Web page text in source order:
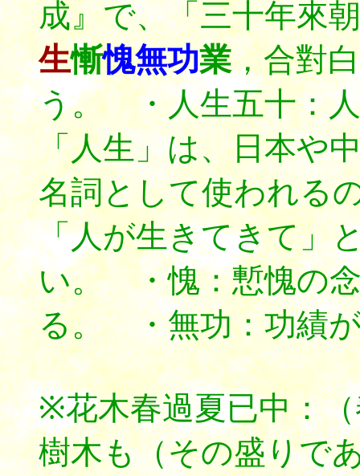
成』で、「三十年來
生慚愧無功業，合對
う。 ・人生五十：
「人生」は、日本や
名詞として使われる
「人が生きてきて」
い。 ・愧：慙愧の
る。 ・無功：功績
※花木春過夏已中：
樹木も（その盛りで